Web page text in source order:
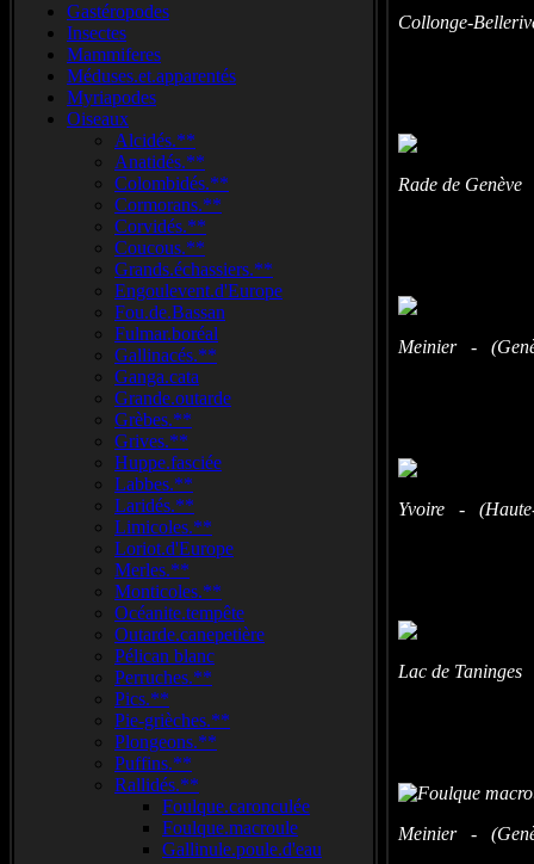
Gastéropodes
Insectes
Mammiferes
Méduses.et.apparentés
Myriapodes
Oiseaux
Alcidés.**
Anatidés.**
Colombidés.**
Cormorans.**
Corvidés.**
Coucous.**
Grands.échassiers.**
Engoulevent.d'Europe
Fou.de.Bassan
Fulmar.boréal
Gallinacés.**
Ganga.cata
Grande.outarde
Grèbes.**
Grives.**
Huppe.fasciée
Labbes.**
Laridés.**
Limicoles.**
Loriot.d'Europe
Merles.**
Monticoles.**
Océanite.tempête
Outarde.canepetière
Pélican blanc
Perruches.**
Pics.**
Pie-grièches.**
Plongeons.**
Puffins.**
Rallidés.**
Foulque.caronculée
Foulque.macroule
Gallinule.poule.d'eau
Collonge-
Rade de
Meinier -
Yvoire -
Lac de
Meinier -